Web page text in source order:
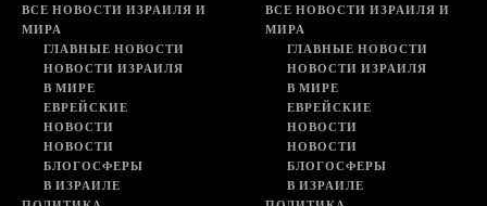
ВСЕ НОВОСТИ ИЗРАИЛЯ И
МИРА
ГЛАВНЫЕ НОВОСТИ
НОВОСТИ ИЗРАИЛЯ
В МИРЕ
ЕВРЕЙСКИЕ
НОВОСТИ
НОВОСТИ
БЛОГОСФЕРЫ
В ИЗРАИЛЕ
ВСЕ НОВОСТИ ИЗРАИЛЯ И
МИРА
ГЛАВНЫЕ НОВОСТИ
НОВОСТИ ИЗРАИЛЯ
В МИРЕ
ЕВРЕЙСКИЕ
НОВОСТИ
НОВОСТИ
БЛОГОСФЕРЫ
В ИЗРАИЛЕ